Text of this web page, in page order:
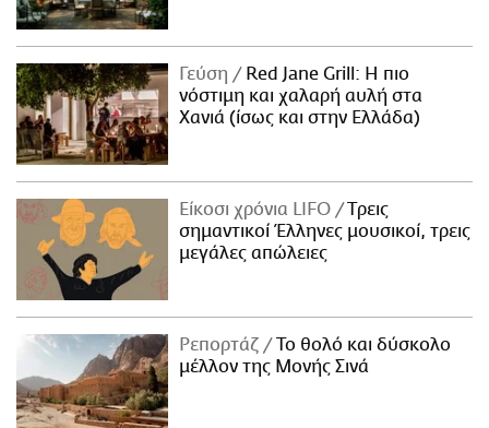
Γεύση
Red Jane Grill: Η πιο
νόστιμη και χαλαρή αυλή στα
Χανιά (ίσως και στην Ελλάδα)
Είκοσι χρόνια LIFO
Tρεις
σημαντικοί Έλληνες μουσικοί, τρεις
μεγάλες απώλειες
Ρεπορτάζ
Το θολό και δύσκολο
μέλλον της Μονής Σινά